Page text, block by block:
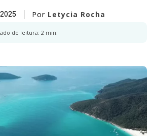
Por Letycia Rocha
de leitura: 2 min.